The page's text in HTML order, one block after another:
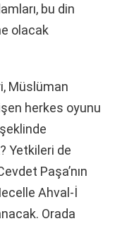
bu din
olacak
Müslüman
herkes oyunu
Yetkileri de
Paşa’nın
Ahval-İ
Orada